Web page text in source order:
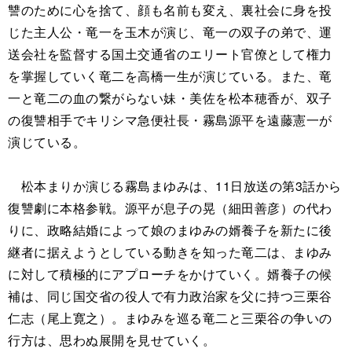
讐のために心を捨て、顔も名前も変え、裏社会に身を投
じた主人公・竜一を玉木が演じ、竜一の双子の弟で、運
送会社を監督する国土交通省のエリート官僚として権力
を掌握していく竜二を高橋一生が演じている。また、竜
一と竜二の血の繋がらない妹・美佐を松本穂香が、双子
の復讐相手でキリシマ急便社長・霧島源平を遠藤憲一が
演じている。
松本まりか演じる霧島まゆみは、11日放送の第3話から
復讐劇に本格参戦。源平が息子の晃（細田善彦）の代わ
りに、政略結婚によって娘のまゆみの婿養子を新たに後
継者に据えようとしている動きを知った竜二は、まゆみ
に対して積極的にアプローチをかけていく。婿養子の候
補は、同じ国交省の役人で有力政治家を父に持つ三栗谷
仁志（尾上寛之）。まゆみを巡る竜二と三栗谷の争いの
行方は、思わぬ展開を見せていく。